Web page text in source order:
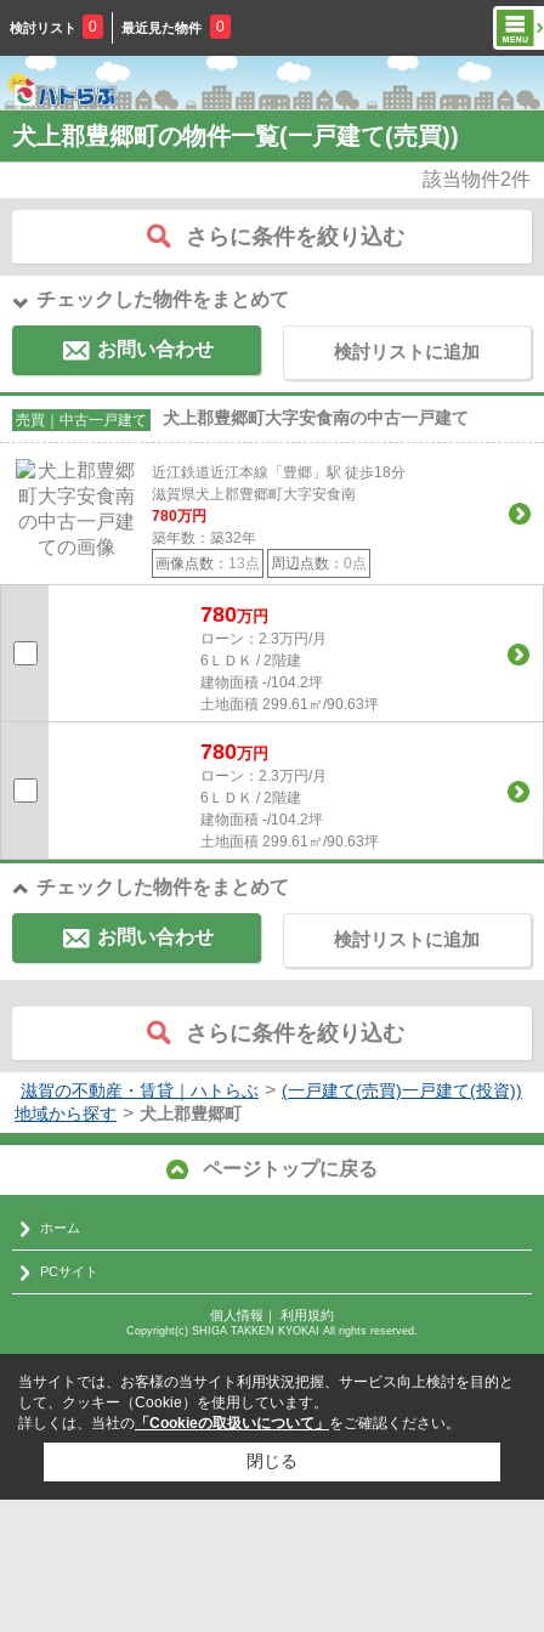
検討リスト 0 最近見た物件 0
犬上郡豊郷町の物件一覧(一戸建て(売買))
該当物件2件
さらに条件を絞り込む
チェックした物件をまとめて
お問い合わせ 検討リストに追加
売買｜中古一戸建て 犬上郡豊郷町大字安食南の中古一戸建て
近江鉄道近江本線「豊郷」駅 徒歩18分
滋賀県犬上郡豊郷町大字安食南
780万円
築年数：築32年
画像点数： 13点 周辺点数： 0点
780万円
ローン：2.3万円/月
6ＬＤＫ / 2階建
建物面積 -/104.2坪
土地面積 299.61㎡/90.63坪
780万円
ローン：2.3万円/月
6ＬＤＫ / 2階建
建物面積 -/104.2坪
土地面積 299.61㎡/90.63坪
チェックした物件をまとめて
お問い合わせ 検討リストに追加
さらに条件を絞り込む
滋賀の不動産・賃貸｜ハトらぶ > (一戸建て(売買)一戸建て(投資))
地域から探す > 犬上郡豊郷町
ページトップに戻る
ホーム
PCサイト
個人情報 ｜ 利用規約
Copyright(c) SHIGA TAKKEN KYOKAI All rights reserved.
当サイトでは、お客様の当サイト利用状況把握、サービス向上検討を目的と
して、クッキー（Cookie）を使用しています。
詳しくは、当社の 「Cookieの取扱いについて」 をご確認ください。
閉じる